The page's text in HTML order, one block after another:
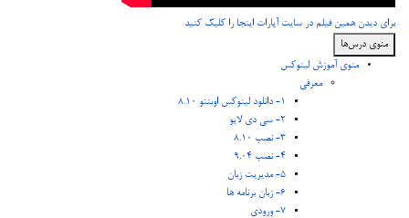
برای دیدن همین فیلم در سایت آپارات اینجا را کلیک کنید
منوی درس‌ها
منوی آموزش لینوکس
معرفی
1- دانلود لینوکس اوبنتو 8.10
2- سی دی لایو
3- نصب 8.10
4- نصب 9.04
5- مدیریت زبان
6- زبان برنامه ها
7- ورودی